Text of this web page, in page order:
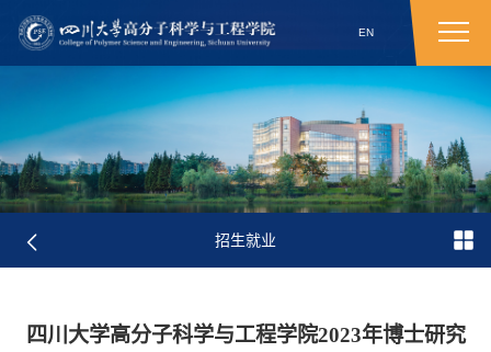
EN
招生就业
四川大学高分子科学与工程学院2023年博士研究